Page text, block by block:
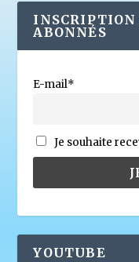
INSCRIPTION
ABONNÉS
E-mail*
Je souhaite
YOUTUBE